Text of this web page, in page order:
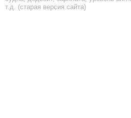
т.д. (старая версия сайта)